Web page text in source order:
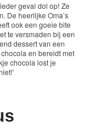
geval dol op! Ze
De heerlijke Oma’s
ook een goeie bite
te versmaden bij een
dessert van een
en bereidt met
chocola lost je